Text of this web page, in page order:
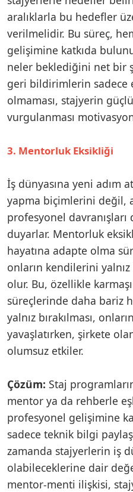
aralıklarla bu hedefler
verilmelidir. Bu süreç,
gelişimine katkıda
neler beklediğini net bir
geri bildirimlerin sadece
olmaması, stajyerin
vurgulanması
3. Mentorluk Eksikliği
İş dünyasına yeni adım
yapma biçimlerini değil,
profesyonel
duyarlar. Mentorluk
hayatına adapte olma
onların kendilerini
olur. Bu, özellikle
süreçlerinde daha bariz
yalnız bırakılması,
yavaşlatırken, şirkete
olumsuz etkiler.
Çözüm: Staj
mentor ya da rehberle
profesyonel gelişimine
sadece teknik bilgi
zamanda stajyerlerin iş
olabileceklerine dair
mentor-menti ilişkisi,